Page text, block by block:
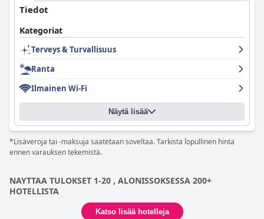
Tiedot
Kategoriat
Terveys & Turvallisuus
Ranta
Ilmainen Wi-Fi
Näytä lisää
*Lisäveroja tai -maksuja saatetaan soveltaa. Tarkista lopullinen hinta
ennen varauksen tekemistä.
NAYTTAA TULOKSET 1-20 , ALONISSOKSESSA 200+
HOTELLISTA
Katso lisää hotelleja